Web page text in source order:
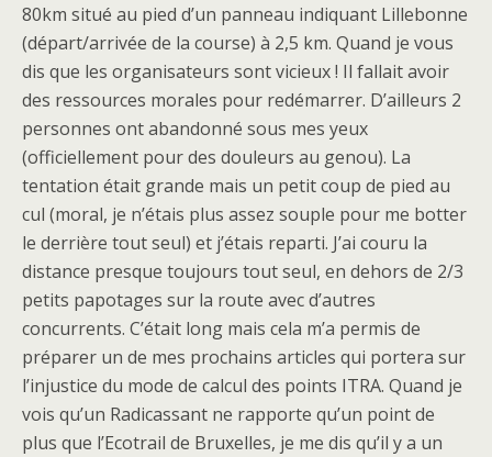
80km situé au pied d’un panneau indiquant Lillebonne
(départ/arrivée de la course) à 2,5 km. Quand je vous
dis que les organisateurs sont vicieux ! Il fallait avoir
des ressources morales pour redémarrer. D’ailleurs 2
personnes ont abandonné sous mes yeux
(officiellement pour des douleurs au genou). La
tentation était grande mais un petit coup de pied au
cul (moral, je n’étais plus assez souple pour me botter
le derrière tout seul) et j’étais reparti. J’ai couru la
distance presque toujours tout seul, en dehors de 2/3
petits papotages sur la route avec d’autres
concurrents. C’était long mais cela m’a permis de
préparer un de mes prochains articles qui portera sur
l’injustice du mode de calcul des points ITRA. Quand je
vois qu’un Radicassant ne rapporte qu’un point de
plus que l’Ecotrail de Bruxelles, je me dis qu’il y a un